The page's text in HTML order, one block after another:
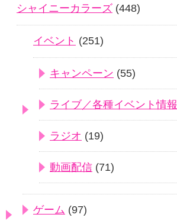
シャイニーカラーズ (448)
イベント (251)
キャンペーン (55)
ライブ／各種イベント情報
ラジオ (19)
動画配信 (71)
ゲーム (97)